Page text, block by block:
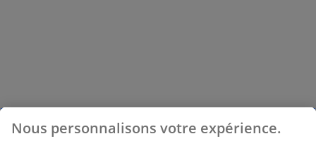
Nous personnalisons votre expérience.